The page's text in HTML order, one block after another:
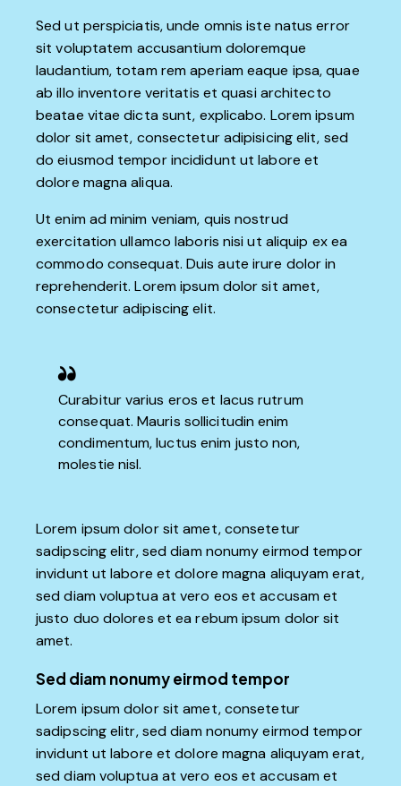
Sed ut perspiciatis, unde omnis iste natus error
sit voluptatem accusantium doloremque
laudantium, totam rem aperiam eaque ipsa, quae
ab illo inventore veritatis et quasi architecto
beatae vitae dicta sunt, explicabo. Lorem ipsum
dolor sit amet, consectetur adipisicing elit, sed
do eiusmod tempor incididunt ut labore et
dolore magna aliqua.
Ut enim ad minim veniam, quis nostrud
exercitation ullamco laboris nisi ut aliquip ex ea
commodo consequat. Duis aute irure dolor in
reprehenderit. Lorem ipsum dolor sit amet,
consectetur adipiscing elit.
Curabitur varius eros et lacus rutrum
consequat. Mauris sollicitudin enim
condimentum, luctus enim justo non,
molestie nisl.
Lorem ipsum dolor sit amet, consetetur
sadipscing elitr, sed diam nonumy eirmod tempor
invidunt ut labore et dolore magna aliquyam erat,
sed diam voluptua at vero eos et accusam et
justo duo dolores et ea rebum ipsum dolor sit
amet.
Sed diam nonumy eirmod tempor
Lorem ipsum dolor sit amet, consetetur
sadipscing elitr, sed diam nonumy eirmod tempor
invidunt ut labore et dolore magna aliquyam erat,
sed diam voluptua at vero eos et accusam et